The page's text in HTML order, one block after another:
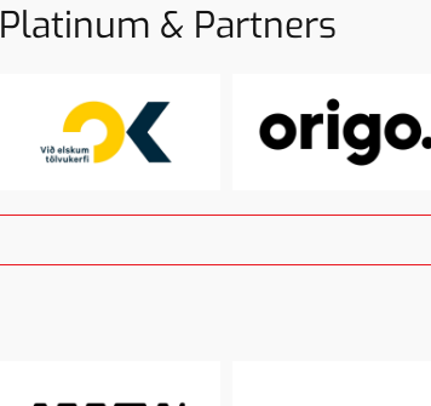
Platinum & Partners